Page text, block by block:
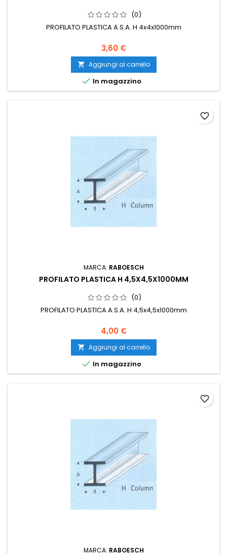
(0)
PROFILATO PLASTICA A.S.A. H 4x4x1000mm
3,60 €
 Aggiungi al carrello
 In magazzino
MARCA: RABOESCH
PROFILATO PLASTICA H 4,5X4,5X1000MM
(0)
PROFILATO PLASTICA A.S.A. H 4,5x4,5x1000mm
4,00 €
 Aggiungi al carrello
 In magazzino
favorite_border
MARCA: RABOESCH
favorite_border